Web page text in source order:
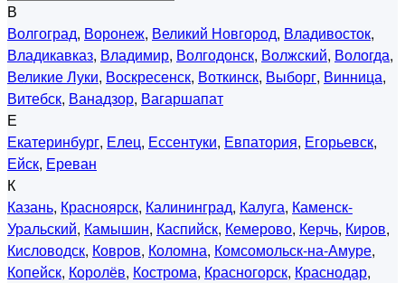
В
Волгоград, Воронеж, Великий Новгород, Владивосток,
Владикавказ, Владимир, Волгодонск, Волжский, Вологда,
Великие Луки, Воскресенск, Воткинск, Выборг, Винница,
Витебск, Ванадзор, Вагаршапат
Е
Екатеринбург, Елец, Ессентуки, Евпатория, Егорьевск,
Ейск, Ереван
К
Казань, Красноярск, Калининград, Калуга, Каменск-
Уральский, Камышин, Каспийск, Кемерово, Керчь, Киров,
Кисловодск, Ковров, Коломна, Комсомольск-на-Амуре,
Копейск, Королёв, Кострома, Красногорск, Краснодар,